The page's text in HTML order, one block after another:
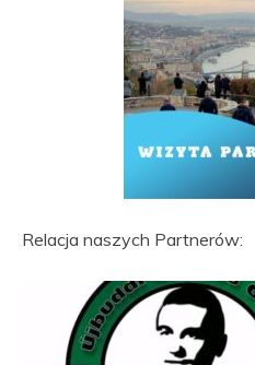
Relacja naszych Partnerów: